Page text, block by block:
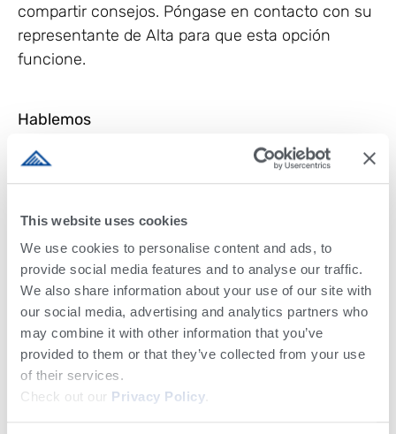
This website uses cookies
We use cookies to personalise content and ads, to
provide social media features and to analyse our traffic.
We also share information about your use of our site with
our social media, advertising and analytics partners who
may combine it with other information that you’ve
provided to them or that they’ve collected from your use
of their services.
Check out our Privacy Policy
compartir consejos. Póngase en contacto con su
representante de Alta para que esta opción
funcione.
Hablemos
Si tiene alguna pregunta, no dude en
oficinas locales de Alta. En América del Norte,
contáctenos en
clientservices@altagenetics.com
Estamos apasionadamente comprometidos con
la salud y la seguridad de nuestro equipo,
nuestros animales, nuestros clientes y nuestra
industria. Estamos trabajando en todos los
frentes para apoyar, y haremos nuestra parte
para ayudar a contener la propagación del virus,